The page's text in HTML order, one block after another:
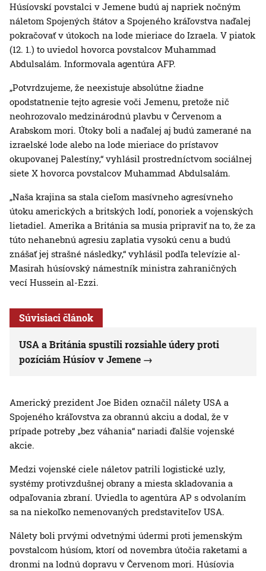
Húsíovskí povstalci v Jemene budú aj napriek nočným
náletom Spojených štátov a Spojeného kráľovstva naďalej
pokračovať v útokoch na lode mieriace do Izraela. V piatok
(12. 1.) to uviedol hovorca povstalcov Muhammad
Abdulsalám. Informovala agentúra AFP.
„Potvrdzujeme, že neexistuje absolútne žiadne
opodstatnenie tejto agresie voči Jemenu, pretože nič
neohrozovalo medzinárodnú plavbu v Červenom a
Arabskom mori. Útoky boli a naďalej aj budú zamerané na
izraelské lode alebo na lode mieriace do prístavov
okupovanej Palestíny,“ vyhlásil prostredníctvom sociálnej
siete X hovorca povstalcov Muhammad Abdulsalám.
„Naša krajina sa stala cieľom masívneho agresívneho
útoku amerických a britských lodí, ponoriek a vojenských
lietadiel. Amerika a Británia sa musia pripraviť na to, že za
túto nehanebnú agresiu zaplatia vysokú cenu a budú
znášať jej strašné následky,“ vyhlásil podľa televízie al-
Masirah húsíovský námestník ministra zahraničných
vecí Hussein al-Ezzi.
Súvisiaci článok
USA a Británia spustili rozsiahle údery proti
pozíciám Húsíov v Jemene
Americký prezident Joe Biden označil nálety USA a
Spojeného kráľovstva za obrannú akciu a dodal, že v
prípade potreby „bez váhania“ nariadi ďalšie vojenské
akcie.
Medzi vojenské ciele náletov patrili logistické uzly,
systémy protivzdušnej obrany a miesta skladovania a
odpaľovania zbraní. Uviedla to agentúra AP s odvolaním
sa na niekoľko nemenovaných predstaviteľov USA.
Nálety boli prvými odvetnými údermi proti jemenským
povstalcom húsíom, ktorí od novembra útočia raketami a
dronmi na lodnú dopravu v Červenom mori. Húsíovia